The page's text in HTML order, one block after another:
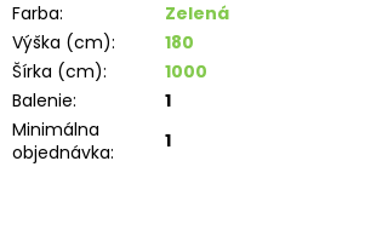
Farba:
Zelená
Výška (cm):
180
Šírka (cm):
1000
Balenie:
1
Minimálna
objednávka: 1